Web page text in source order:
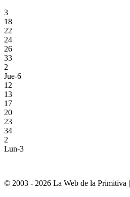
3
18
22
24
26
33
2
Jue-6
12
13
17
20
23
34
2
Lun-3
© 2003 - 2026 La Web de la Primitiva |